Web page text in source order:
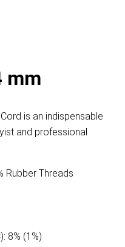
mm
is an indispensable
and professional
Rubber Threads
8% (1%)